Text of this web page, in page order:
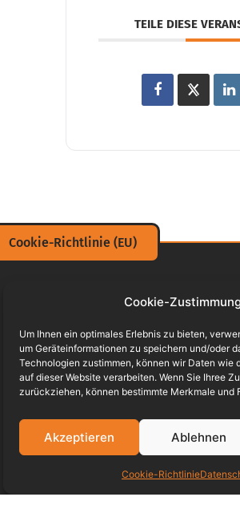
Cookie-
Um Ihnen ein optimales Erlebnis zu bieten,
um Geräteinformationen zu speichern und/oder
Technologien zustimmen, können wir Daten wie
auf dieser Website verarbeiten. Wenn Sie Ihree
zurückziehen, können bestimmte Merkmale
Akzeptieren Ablehnen
Cookie-Richtlinie
TEILE DIESE
Cookie-Richtlinie (EU)
Aufbaukurs Klasse 1
Aufbaukurs Klasse 7
Industriemeister
Logistik, Chemie und